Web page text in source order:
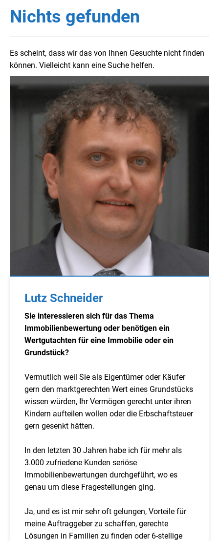
Nichts gefunden
Es scheint, dass wir das von Ihnen Gesuchte nicht finden
können. Vielleicht kann eine Suche helfen.
Lutz Schneider
Sie interessieren sich für das Thema
Immobilienbewertung oder benötigen ein
Wertgutachten für eine Immobilie oder ein
Grundstück?
Vermutlich weil Sie als Eigentümer oder Käufer
gern den marktgerechten Wert eines Grundstücks
wissen würden, Ihr Vermögen gerecht unter ihren
Kindern aufteilen wollen oder die Erbschaftsteuer
gern gesenkt hätten.
In den letzten 30 Jahren habe ich für mehr als
3.000 zufriedene Kunden seriöse
Immobilienbewertungen durchgeführt, wo es
genau um diese Fragestellungen ging.
Ja, und es ist mir sehr oft gelungen, Vorteile für
meine Auftraggeber zu schaffen, gerechte
Lösungen in Familien zu finden oder 6-stellige